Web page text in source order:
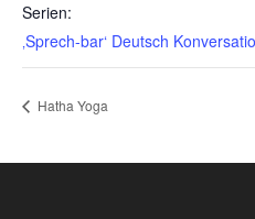
Serien:
‚Sprech-bar‘ Deutsch
Hatha Yoga